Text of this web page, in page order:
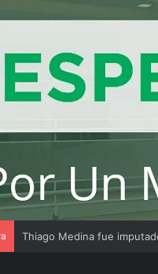
Thiago Medina fue